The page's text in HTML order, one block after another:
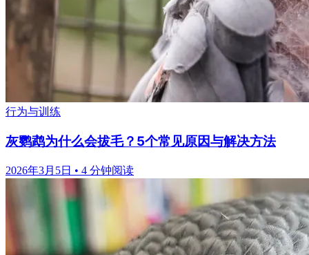
行为与训练
灰鹦鹉为什么会拔毛？5个常见原因与解决方法
2026年3月5日 • 4 分钟阅读